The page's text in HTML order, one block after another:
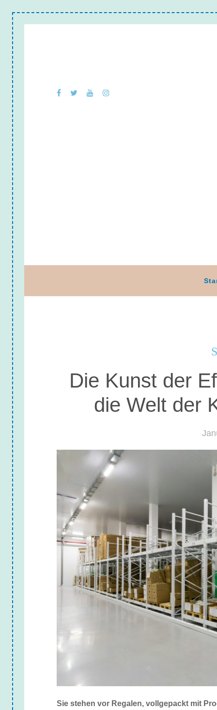
Die Kunst der
die Welt der
Sie stehen vor Regalen, vollgepackt mit